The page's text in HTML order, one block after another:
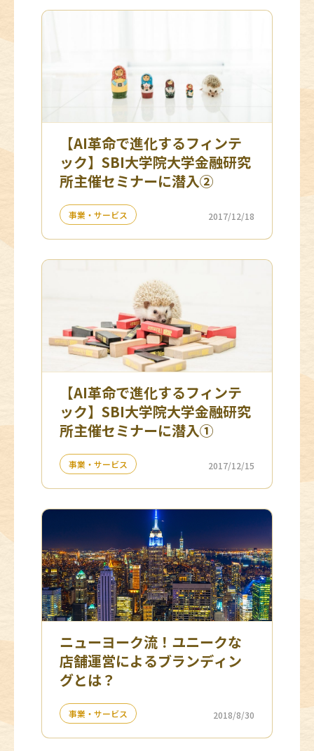
【AI革命で進化するフィンテ
ック】SBI大学院大学金融研究
所主催セミナーに潜入②
事業・サービス 2017/12/18
【AI革命で進化するフィンテ
ック】SBI大学院大学金融研究
所主催セミナーに潜入①
事業・サービス 2017/12/15
ニューヨーク流！ユニークな
店舗運営によるブランディン
グとは？
事業・サービス 2018/8/30